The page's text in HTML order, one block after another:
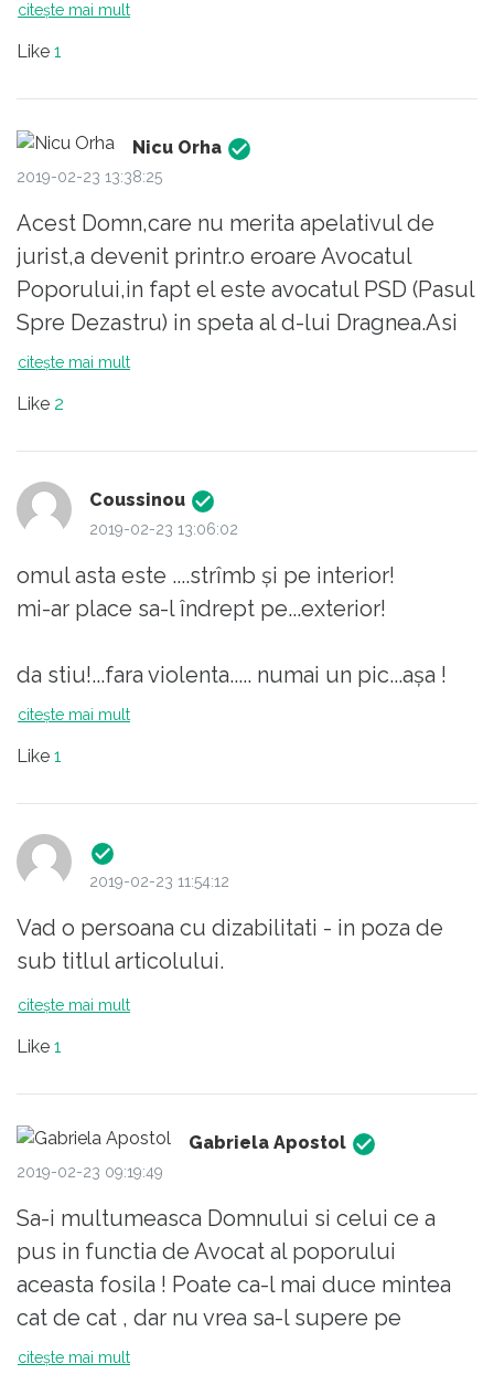
citește mai mult
Like 1
Nicu Orha
2019-02-23 13:38:25
Acest Domn,care nu merita apelativul de
jurist,a devenit printr.o eroare Avocatul
Poporului,in fapt el este avocatul PSD (Pasul
Spre Dezastru) in speta al d-lui Dragnea.Asi
dori daca are bun simt (ceea ce e rar la astfel
pe care ii primeste si nici respectul
nostru.DEMISIA tov. comunist retrezit !
citește mai mult
Like 2
Coussinou
2019-02-23 13:06:02
omul asta este ....strîmb și pe interior!
mi-ar place sa-l îndrept pe...exterior!
da stiu!...fara violenta..... numai un pic...așa !
Este un jeg!
citește mai mult
Like 1
2019-02-23 11:54:12
Vad o persoana cu dizabilitati - in poza de
sub titlul articolului.
citește mai mult
Like 1
Gabriela Apostol
2019-02-23 09:19:49
Sa-i multumeasca Domnului si celui ce a
pus in functia de Avocat al poporului
aceasta fosila ! Poate ca-l mai duce mintea
cat de cat , dar nu vrea sa-l supere pe
binefacatorul lui . L-am intalnit cu multa
citește mai mult